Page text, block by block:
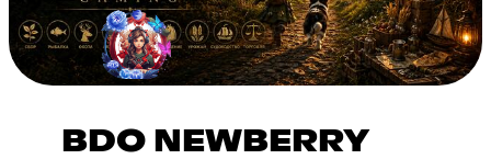
BDO NEWBERRY